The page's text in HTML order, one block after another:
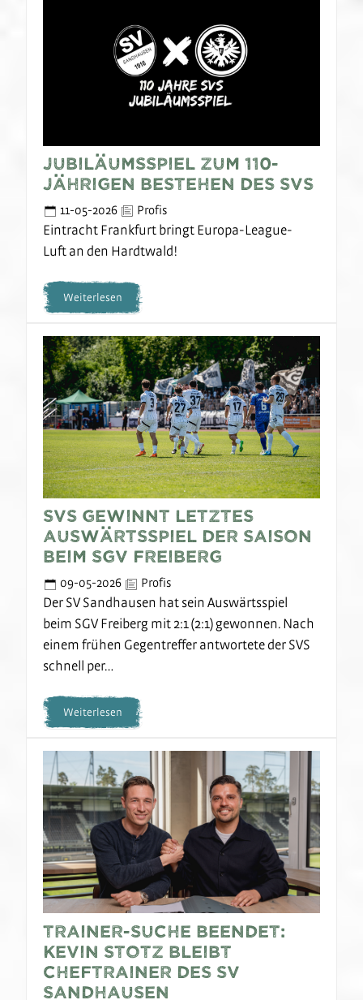
Jubiläumsspiel zum 110-
jährigen Bestehen des SVS
11-05-2026 Profis
Eintracht Frankfurt bringt Europa-League-
Luft an den Hardtwald!
Weiterlesen
SVS gewinnt letztes
Auswärtsspiel der Saison
beim SGV Freiberg
09-05-2026 Profis
Der SV Sandhausen hat sein Auswärtsspiel
beim SGV Freiberg mit 2:1 (2:1) gewonnen. Nach
einem frühen Gegentreffer antwortete der SVS
schnell per…
Weiterlesen
Trainer-Suche beendet:
Kevin Stotz bleibt
Cheftrainer des SV
Sandhausen